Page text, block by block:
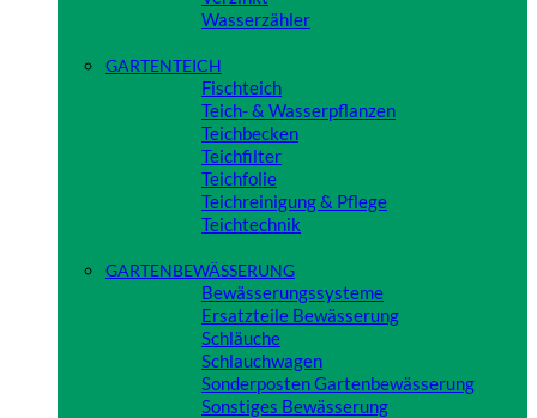
Wasserzähler
GARTENTEICH
Fischteich
Teich- & Wasserpflanzen
Teichbecken
Teichfilter
Teichfolie
Teichreinigung & Pflege
Teichtechnik
GARTENBEWÄSSERUNG
Bewässerungssysteme
Ersatzteile Bewässerung
Schläuche
Schlauchwagen
Sonderposten Gartenbewässerung
Sonstiges Bewässerung